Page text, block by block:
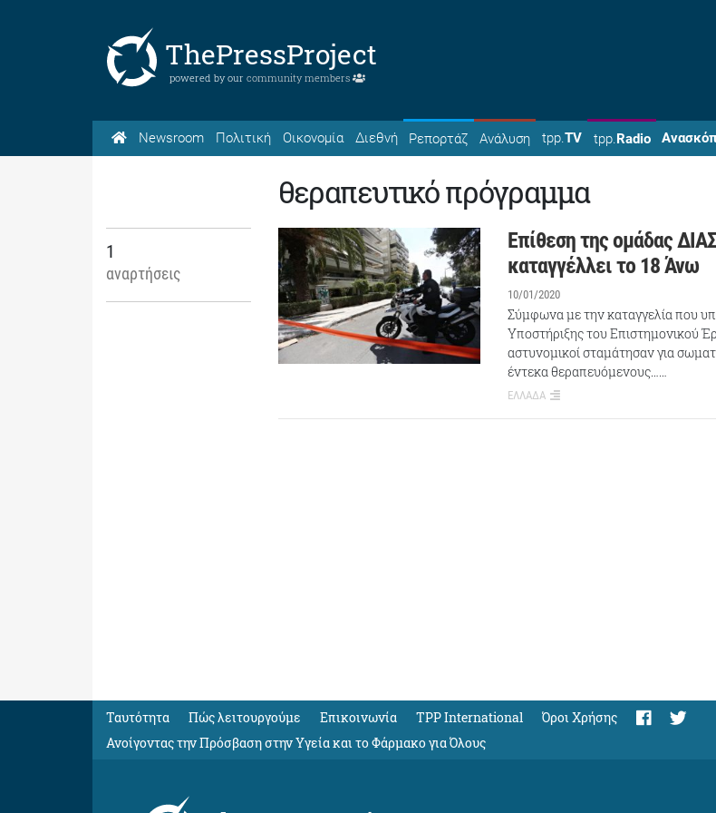
ThePressProject
powered by our community members
Newsroom Πολιτική Οικονομία Διεθνή Ρεπορτάζ Ανάλυση tpp.TV tpp.Radio
θεραπευτικό πρόγραμμα
1
αναρτήσεις
Επίθεση της ομάδας
καταγγέλλει το 18 Άνω
10/01/2020
Σύμφωνα με την καταγγελία που
Υποστήριξης του Επιστημονικού
αστυνομικοί σταμάτησαν για
έντεκα θεραπευόμενους……
ΕΛΛΑΔΑ
Ταυτότητα Πώς λειτουργούμε Eπικοινωνία TPP International
Όροι Χρήσης
Ανοίγοντας την Πρόσβαση στην Υγεία και το Φάρμακο για Όλους